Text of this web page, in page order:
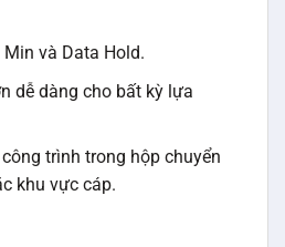
và Data Hold.
dễ dàng cho bất kỳ lựa
trình trong hộp chuyển
khu vực cáp.